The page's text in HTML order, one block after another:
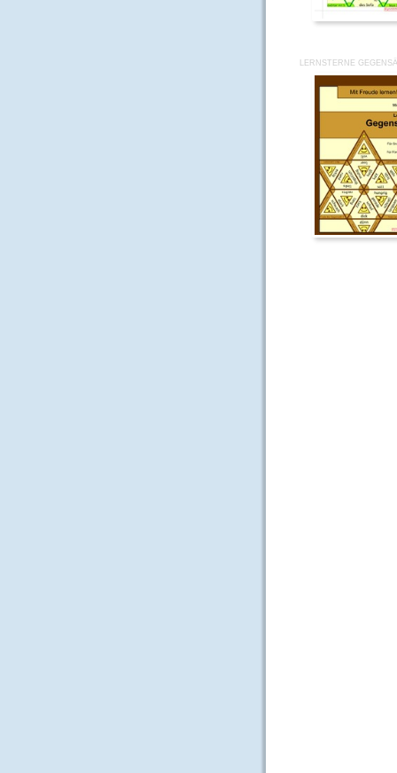
LERNSTERNE